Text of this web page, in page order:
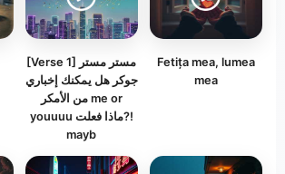
[Verse 1] مستر مستر
جوكر هل يمكنك إخباري
من الأمكر me or
youuuu ماذا فعلت?!
mayb
Fetița mea, lumea
mea